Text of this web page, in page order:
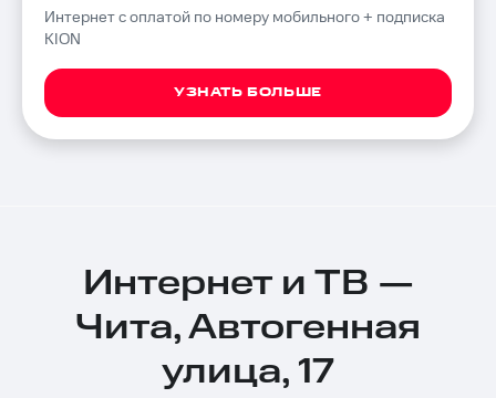
Интернет с оплатой по номеру мобильного + подписка
KION
УЗНАТЬ БОЛЬШЕ
Интернет и ТВ —
Чита, Автогенная
улица, 17